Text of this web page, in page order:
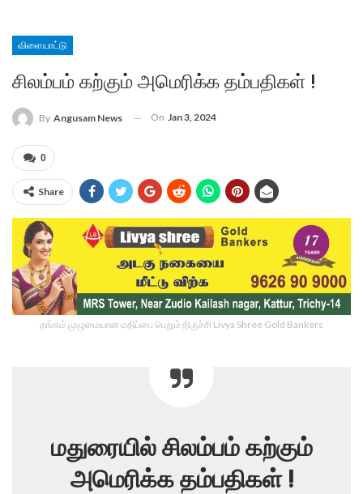
விளையாட்டு
சிலம்பம் கற்கும் அமெரிக்க தம்பதிகள் !
By Angusam News On Jan 3, 2024
0
Share
தங்கம் முழுமையான மதிப்பை பெறும் திருச்சி Livya Shree Gold Bankers
மதுரையில் சிலம்பம் கற்கும்
அமெரிக்க தம்பதிகள் !